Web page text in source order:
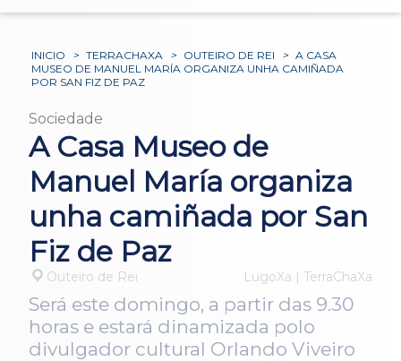
INICIO > TERRACHAXA > OUTEIRO DE REI > A CASA
MUSEO DE MANUEL MARÍA ORGANIZA UNHA CAMIÑADA
POR SAN FIZ DE PAZ
Sociedade
A Casa Museo de
Manuel María organiza
unha camiñada por San
Fiz de Paz
Outeiro de Rei LugoXa | TerraChaXa
Será este domingo, a partir das 9.30
horas e estará dinamizada polo
divulgador cultural Orlando Viveiro